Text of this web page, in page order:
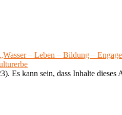
– Leben – Bildung –
Es kann sein, dass Inhalte dieses